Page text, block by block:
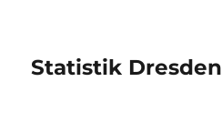
Statistik Dresden